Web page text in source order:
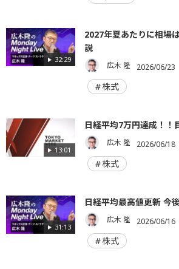
32:29
2027年夏あたりに相場
説
広木 隆 2026/06/23
株式
13:01
日経平均7万円達成！！
広木 隆 2026/06/18
株式
31:13
日経平均最高値更新 今
広木 隆 2026/06/16
株式